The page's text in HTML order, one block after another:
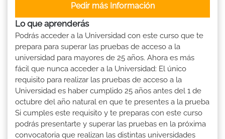
Pedir más Información
Lo que aprenderás
Podrás acceder a la Universidad con este curso que te
prepara para superar las pruebas de acceso a la
universidad para mayores de 25 años. Ahora es más
fácil que nunca acceder a la Universidad: El único
requisito para realizar las pruebas de acceso a la
Universidad es haber cumplido 25 años antes del 1 de
octubre del año natural en que te presentes a la prueba
Si cumples este requisito y te preparas con este curso
podrás presentarte y superar las pruebas en la próxima
convocatoria que realizan las distintas universidades